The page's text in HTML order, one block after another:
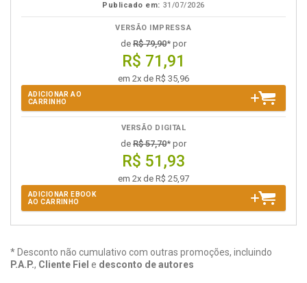
Publicado em: 31/07/2026
VERSÃO IMPRESSA
de R$ 79,90* por
R$ 71,91
em 2x de R$ 35,96
ADICIONAR AO
CARRINHO
VERSÃO DIGITAL
de R$ 57,70* por
R$ 51,93
em 2x de R$ 25,97
ADICIONAR EBOOK
AO CARRINHO
* Desconto não cumulativo com outras promoções, incluindo
P.A.P., Cliente Fiel e desconto de autores